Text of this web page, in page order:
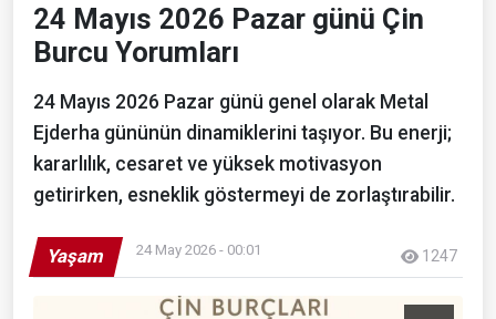
24 Mayıs 2026 Pazar günü Çin
Burcu Yorumları
24 Mayıs 2026 Pazar günü genel olarak Metal
Ejderha gününün dinamiklerini taşıyor. Bu enerji;
kararlılık, cesaret ve yüksek motivasyon
getirirken, esneklik göstermeyi de zorlaştırabilir.
Yaşam 24 May 2026 - 00:01 1247